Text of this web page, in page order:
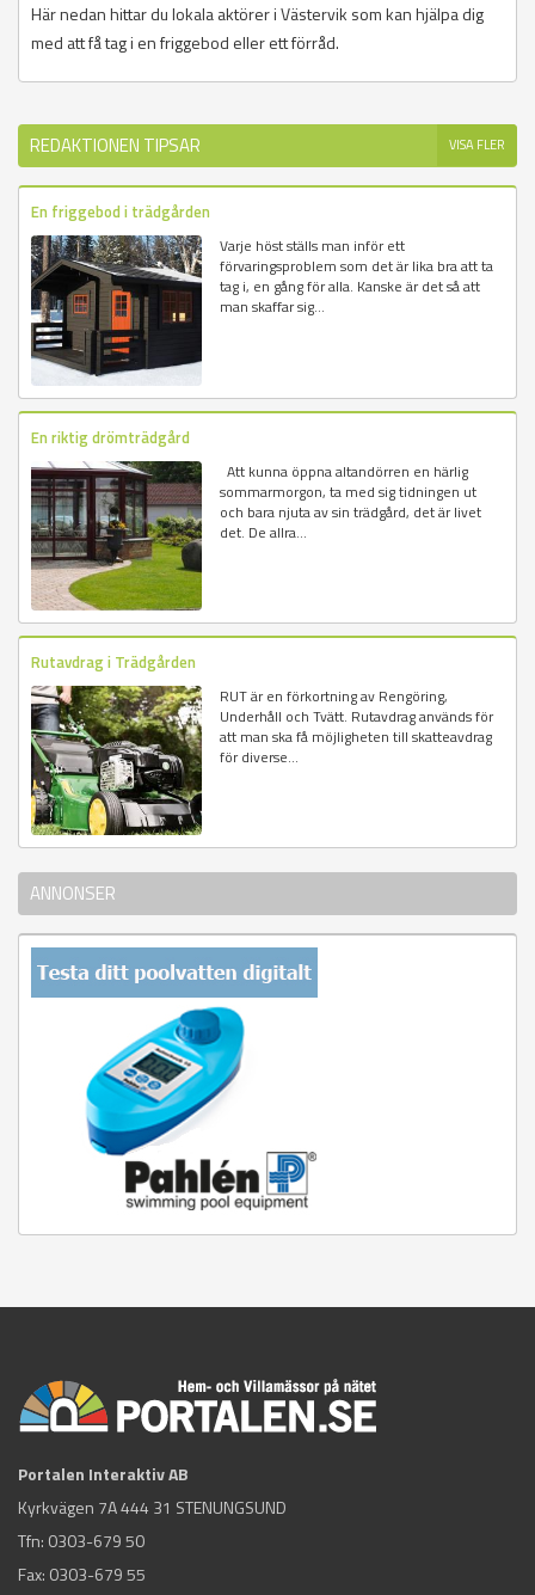
Här nedan hittar du lokala aktörer i Västervik som kan hjälpa dig
med att få tag i en friggebod eller ett förråd.
REDAKTIONEN TIPSAR VISA FLER
En friggebod i trädgården
Varje höst ställs man inför ett
förvaringsproblem som det är lika bra att ta
tag i, en gång för alla. Kanske är det så att
man skaffar sig...
En riktig drömträdgård
Att kunna öppna altandörren en härlig
sommarmorgon, ta med sig tidningen ut
och bara njuta av sin trädgård, det är livet
det. De allra...
Rutavdrag i Trädgården
RUT är en förkortning av Rengöring,
Underhåll och Tvätt. Rutavdrag används för
att man ska få möjligheten till skatteavdrag
för diverse...
ANNONSER
Portalen Interaktiv AB
Kyrkvägen 7A 444 31 STENUNGSUND
Tfn: 0303-679 50
Fax: 0303-679 55